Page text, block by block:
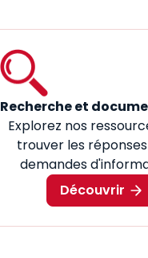
Recherche et
Explorez nos
trouver les
demandes
Découvrir